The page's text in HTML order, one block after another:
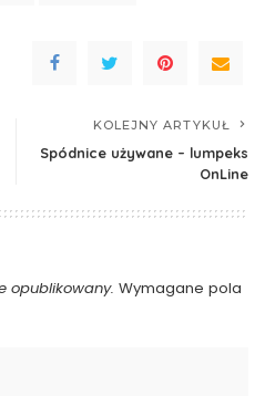
KOLEJNY ARTYKUŁ
Spódnice używane – lumpeks
OnLine
opublikowany. Wymagane pola